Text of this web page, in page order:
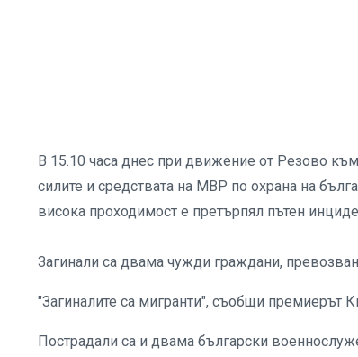
В 15.10 часа днес при движение от Резово
силите и средствата на МВР по охрана на
висока проходимост е претърпял пътен
Загинали са двама чужди граждани,
"Загиналите са мигранти", съобщи премиерът
Пострадали са и двама български